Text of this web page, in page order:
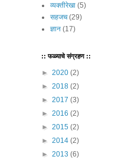
व्यक्तीरेखा (5)
सहजच (29)
ज्ञान (17)
:: फळ्याचे संग्रहण ::
► 2020 (2)
► 2018 (2)
► 2017 (3)
► 2016 (2)
► 2015 (2)
► 2014 (2)
► 2013 (6)